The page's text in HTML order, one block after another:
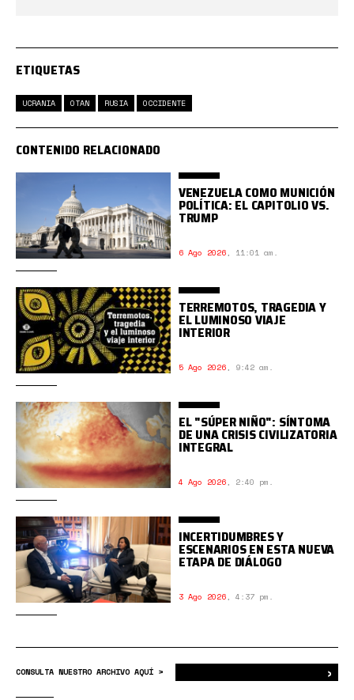
ETIQUETAS
UCRANIA OTAN RUSIA OCCIDENTE
CONTENIDO RELACIONADO
VENEZUELA COMO MUNICIÓN
POLÍTICA: EL CAPITOLIO VS.
TRUMP
6 Ago 2026, 11:01 am.
TERREMOTOS, TRAGEDIA Y
EL LUMINOSO VIAJE
INTERIOR
5 Ago 2026, 9:42 am.
EL "SÚPER NIÑO": SÍNTOMA
DE UNA CRISIS CIVILIZATORIA
INTEGRAL
4 Ago 2026, 2:40 pm.
INCERTIDUMBRES Y
ESCENARIOS EN ESTA NUEVA
ETAPA DE DIÁLOGO
3 Ago 2026, 4:37 pm.
CONSULTA NUESTRO ARCHIVO AQUÍ > ›